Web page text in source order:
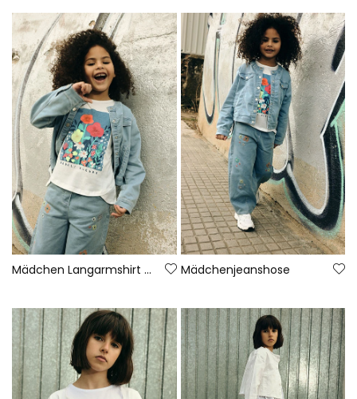
Mädchen Langarmshirt aus Baumwolle Mädchenjeanshose